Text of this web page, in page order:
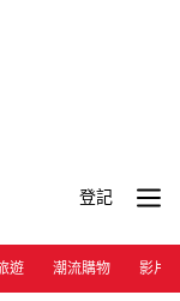
登記
遊 潮流購物 影片